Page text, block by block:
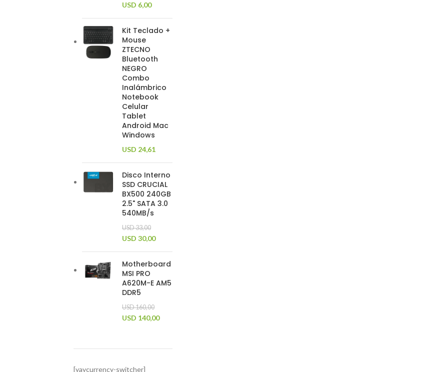
USD 6,00
Kit Teclado +
Mouse
ZTECNO
Bluetooth
NEGRO
Combo
Inalámbrico
Notebook
Celular
Tablet
Android Mac
Windows
USD 24,61
Disco Interno
SSD CRUCIAL
BX500 240GB
2.5" SATA 3.0
540MB/s
USD33,00
USD 30,00
Motherboard
MSI PRO
A620M-E AM5
DDR5
USD160,00
USD 140,00
[yaycurrency-switcher]